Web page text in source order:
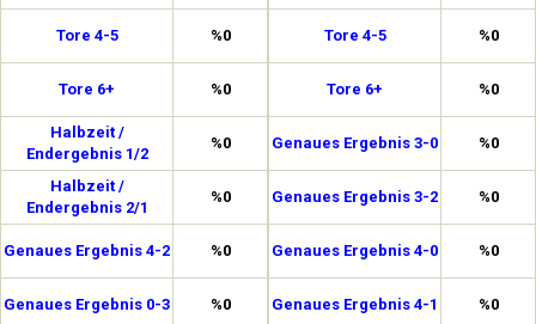
Tore 4-5 %0
Tore 6+ %0
Halbzeit /
Endergebnis 1/2
%0
Halbzeit /
Endergebnis 2/1
%0
Genaues Ergebnis 4-2 %0
Genaues Ergebnis 0-3 %0
Tore 4-5 %0
Tore 6+ %0
Genaues Ergebnis 3-0 %0
Genaues Ergebnis 3-2 %0
Genaues Ergebnis 4-0 %0
Genaues Ergebnis 4-1 %0